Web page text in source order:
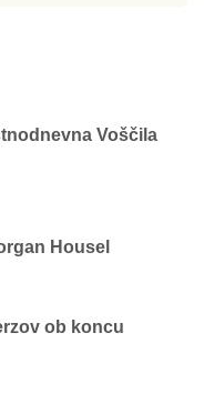
Voščila
Housel
ob koncu